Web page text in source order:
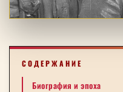
СОДЕРЖАНИЕ
Биография и эпоха